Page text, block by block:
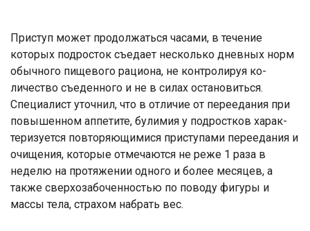
Приступ может продолжаться часа­ми, в течение
которых подросток съе­дает несколько дневных норм
обычного пищевого рациона, не контролируя ко­
личество съеденного и не в силах оста­новиться.
Специалист уточнил, что в от­личие от переедания при
повышенном аппетите, булимия у подростков харак­
теризуется повторяющимися приступа­ми переедания и
очищения, которые отмечаются не реже 1 раза в
неделю на протяжении одного и более меся­цев, а
также сверхозабоченностью по поводу фигуры и
массы тела, страхом набрать вес.